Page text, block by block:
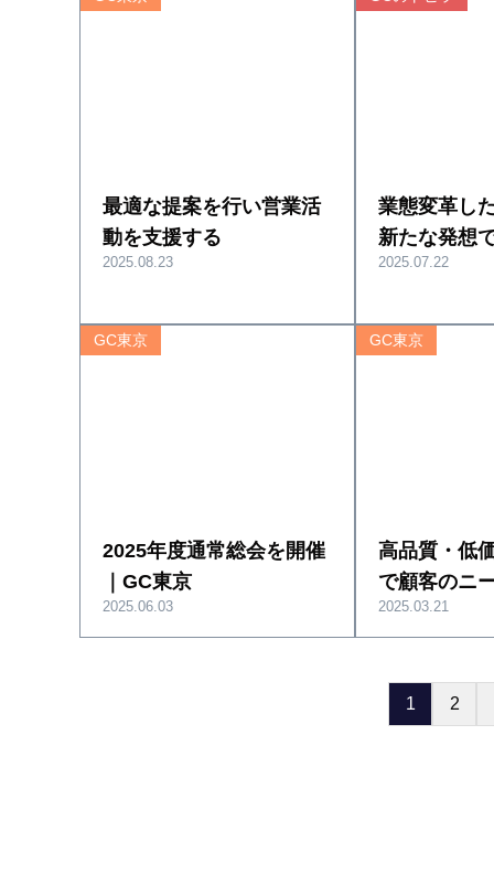
最適な提案を行い営業活
動を支援する
2025.08.23
業態変革し
新たな発想
2025.07.22
GC東京
2025年度通常総会を開催
｜GC東京
2025.06.03
GC東京
高品質・低
で顧客のニ
2025.03.21
1 2